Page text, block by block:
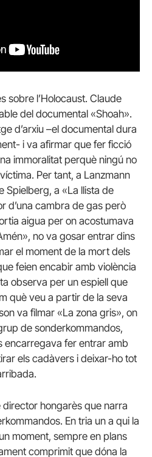
sobre l’Holocaust. Claude
del documental «Shoah».
d’arxiu –el documental dura
i va afirmar que fer ficció
immoralitat perquè ningú no
Per tant, a Lanzmann
Spielberg, a «La llista de
d’una cambra de gas però
aigua per on acostumava
no va gosar entrar dins
el moment de la mort dels
feien encabir amb violència
observa per un espiell que
què veu a partir de la seva
va filmar «La zona gris», on
de sonderkommandos,
encarregava fer entrar amb
els cadàvers i deixar-ho tot
director hongarès que narra
En tria un a qui la
moment, sempre en plans
comprimit que dóna la